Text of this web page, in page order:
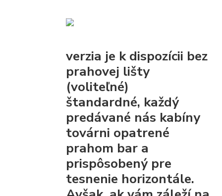
verzia je k dispozícii bez
prahovej lišty
(voliteľné)
štandardné, každý
predávané nás kabíny
továrni opatrené
prahom bar a
prispôsobený pre
tesnenie horizontále.